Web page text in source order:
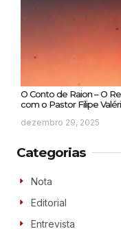
O Conto de Raion – O
com o Pastor Filipe
dezembro 29, 2025
Categorias
Nota
Editorial
Entrevista